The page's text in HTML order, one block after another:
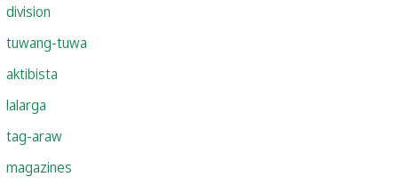
division
tuwang-tuwa
aktibista
lalarga
tag-araw
magazines